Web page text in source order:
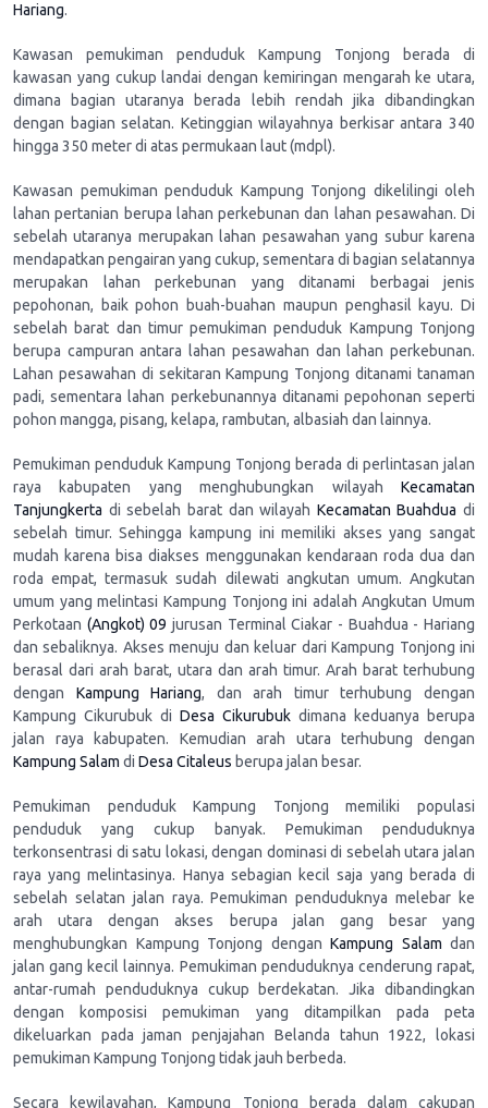
Hariang.
Kawasan pemukiman penduduk Kampung Tonjong berada di
kawasan yang cukup landai dengan kemiringan mengarah ke utara,
dimana bagian utaranya berada lebih rendah jika dibandingkan
dengan bagian selatan. Ketinggian wilayahnya berkisar antara 340
hingga 350 meter di atas permukaan laut (mdpl).
Kawasan pemukiman penduduk Kampung Tonjong dikelilingi oleh
lahan pertanian berupa lahan perkebunan dan lahan pesawahan. Di
sebelah utaranya merupakan lahan pesawahan yang subur karena
mendapatkan pengairan yang cukup, sementara di bagian selatannya
merupakan lahan perkebunan yang ditanami berbagai jenis
pepohonan, baik pohon buah-buahan maupun penghasil kayu. Di
sebelah barat dan timur pemukiman penduduk Kampung Tonjong
berupa campuran antara lahan pesawahan dan lahan perkebunan.
Lahan pesawahan di sekitaran Kampung Tonjong ditanami tanaman
padi, sementara lahan perkebunannya ditanami pepohonan seperti
pohon mangga, pisang, kelapa, rambutan, albasiah dan lainnya.
Pemukiman penduduk Kampung Tonjong berada di perlintasan jalan
raya kabupaten yang menghubungkan wilayah Kecamatan
Tanjungkerta di sebelah barat dan wilayah Kecamatan Buahdua di
sebelah timur. Sehingga kampung ini memiliki akses yang sangat
mudah karena bisa diakses menggunakan kendaraan roda dua dan
roda empat, termasuk sudah dilewati angkutan umum. Angkutan
umum yang melintasi Kampung Tonjong ini adalah Angkutan Umum
Perkotaan (Angkot) 09 jurusan Terminal Ciakar - Buahdua - Hariang
dan sebaliknya. Akses menuju dan keluar dari Kampung Tonjong ini
berasal dari arah barat, utara dan arah timur. Arah barat terhubung
dengan Kampung Hariang, dan arah timur terhubung dengan
Kampung Cikurubuk di Desa Cikurubuk dimana keduanya berupa
jalan raya kabupaten. Kemudian arah utara terhubung dengan
Kampung Salam di Desa Citaleus berupa jalan besar.
Pemukiman penduduk Kampung Tonjong memiliki populasi
penduduk yang cukup banyak. Pemukiman penduduknya
terkonsentrasi di satu lokasi, dengan dominasi di sebelah utara jalan
raya yang melintasinya. Hanya sebagian kecil saja yang berada di
sebelah selatan jalan raya. Pemukiman penduduknya melebar ke
arah utara dengan akses berupa jalan gang besar yang
menghubungkan Kampung Tonjong dengan Kampung Salam dan
jalan gang kecil lainnya. Pemukiman penduduknya cenderung rapat,
antar-rumah penduduknya cukup berdekatan. Jika dibandingkan
dengan komposisi pemukiman yang ditampilkan pada peta
dikeluarkan pada jaman penjajahan Belanda tahun 1922, lokasi
pemukiman Kampung Tonjong tidak jauh berbeda.
Secara kewilayahan, Kampung Tonjong berada dalam cakupan